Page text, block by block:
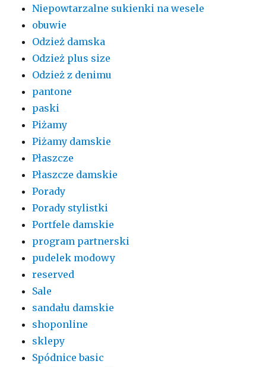
Niepowtarzalne sukienki na wesele
obuwie
Odzież damska
Odzież plus size
Odzież z denimu
pantone
paski
Piżamy
Piżamy damskie
Płaszcze
Płaszcze damskie
Porady
Porady stylistki
Portfele damskie
program partnerski
pudelek modowy
reserved
Sale
sandału damskie
shoponline
sklepy
Spódnice basic